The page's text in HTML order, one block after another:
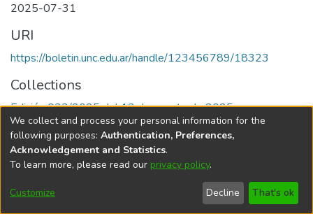
2025-07-31
URI
https://boletin.unc.edu.ar/handle/123456789/18323
Collections
Edición 033/2025 del 13 de agosto de 2025
Universidad Nacional de Córdoba
We collect and process your personal information for the
following purposes: Authentication, Preferences,
Acknowledgement and Statistics.
To learn more, please read our privacy policy.
Customize Decline That's ok